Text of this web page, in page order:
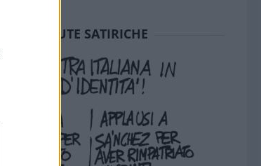
SEDUTE SATIRICHE